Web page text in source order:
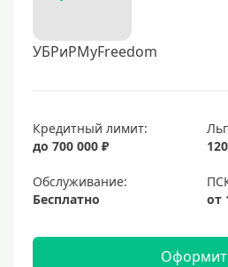
УБРиРMyFreedom
Кредитный лимит:
до 700 000 ₽
Обслуживание:
Бесплатно